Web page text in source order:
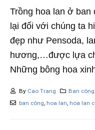
Trồng hoa lan ở ban
lại đối với chúng ta
đẹp như Pensoda,
hương,…được lựa
Những bông hoa
By Cao Trang
Ban công
ban công hoa lan hoa lan